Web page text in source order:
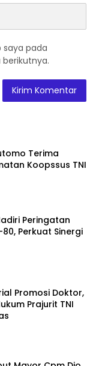
saya pada
Terima
Koopssus TNI
Peringatan
Perkuat Sinergi
Promosi Doktor,
Prajurit TNI